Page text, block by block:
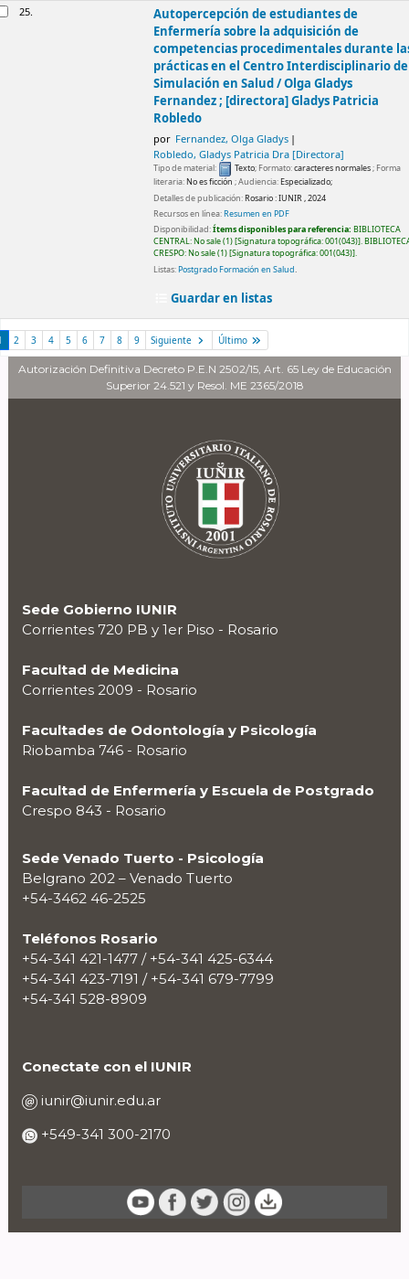
25.
Autopercepción de estudiantes de
Enfermería sobre la adquisición de
competencias procedimentales durante
prácticas en el Centro Interdisciplinario de
Simulación en Salud /Olga Gladys
Fernandez ; [directora] Gladys Patricia
Robledo
por Fernandez, Olga Gladys
Robledo, Gladys Patricia Dra[Directora]
Tipo de material: Texto; Formato:caracteres normales; Forma
literaria:No es ficción ; Audiencia:Especializado;
Detalles de publicación:Rosario :IUNIR ,2024
Recursos en línea:Resumen en PDF
Disponibilidad:Ítems disponibles para referencia: BIBLIOTECA
CENTRAL: No sale(1) Signatura topográfica:001(043) .
CRESPO: No sale(1) Signatura topográfica:001(043) .
Listas:Postgrado Formación en Salud.
Guardar en listas
2 3 4 5 6 7 8 9 Siguiente Último
Autorización Definitiva Decreto P.E.N 2502/15, Art. 65 Ley de Educación
Superior 24.521 y Resol. ME 2365/2018
Sede Gobierno IUNIR
Corrientes 720 PB y 1er Piso - Rosario
Facultad de Medicina
Corrientes 2009 - Rosario
Facultades de Odontología y Psicología
Riobamba 746 - Rosario
Facultad de Enfermería y Escuela de Postgrado
Crespo 843 - Rosario
Sede Venado Tuerto - Psicología
Belgrano 202 – Venado Tuerto
+54-3462 46-2525
Teléfonos Rosario
+54-341 421-1477 / +54-341 425-6344
+54-341 423-7191 / +54-341 679-7799
+54-341 528-8909
Conectate con el IUNIR
iunir@iunir.edu.ar
+549-341 300-2170